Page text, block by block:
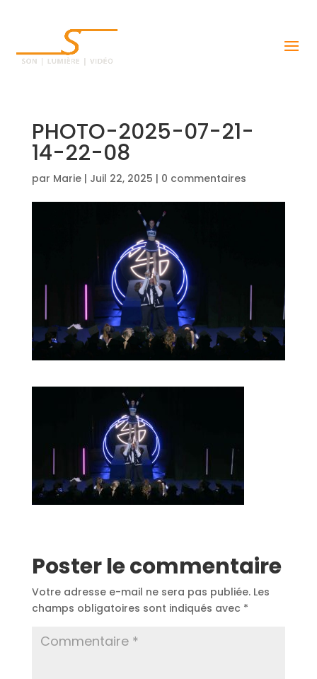
PHOTO-2025-07-21-
14-22-08
par Marie| Juil 22, 2025 | 0 commentaires
Poster le commentaire
Votre adresse e-mail ne sera pas publiée. Les
champs obligatoires sont indiqués avec *